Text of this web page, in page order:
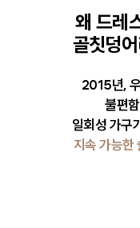
왜 드레
골칫덩어
2015년, 우
불편
일회성 가구
지속 가능한